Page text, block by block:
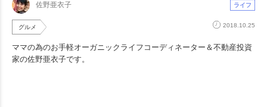
佐野亜衣子 ライフ
グルメ 2018.10.25
ママの為のお手軽オーガニックライフコーディネーター＆不動産投資
家の佐野亜衣子です。